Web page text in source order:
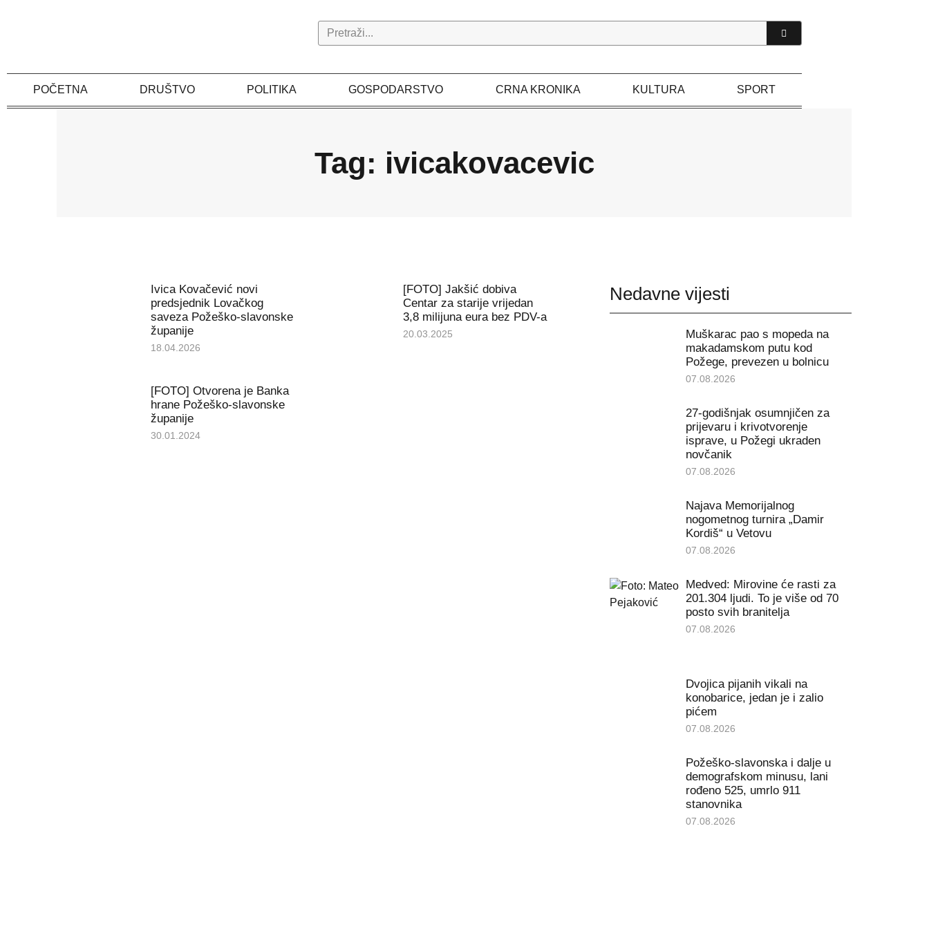
Search
POČETNA DRUŠTVO POLITIKA GOSPODARSTVO CRNA KRONIKA KULTURA SPORT
Tag: ivicakovacevic
Ivica Kovačević novi
predsjednik Lovačkog
saveza Požeško-slavonske
županije
18.04.2026
[FOTO] Jakšić dobiva
Centar za starije vrijedan
3,8 milijuna eura bez PDV-a
20.03.2025
[FOTO] Otvorena je Banka
hrane Požeško-slavonske
županije
30.01.2024
Nedavne vijesti
Muškarac pao s mopeda na
makadamskom putu kod
Požege, prevezen u bolnicu
07.08.2026
27-godišnjak osumnjičen za
prijevaru i krivotvorenje
isprave, u Požegi ukraden
novčanik
07.08.2026
Najava Memorijalnog
nogometnog turnira „Damir
Kordiš“ u Vetovu
07.08.2026
Medved: Mirovine će rasti za
201.304 ljudi. To je više od 70
posto svih branitelja
07.08.2026
Dvojica pijanih vikali na
konobarice, jedan je i zalio
pićem
07.08.2026
Požeško-slavonska i dalje u
demografskom minusu, lani
rođeno 525, umrlo 911
stanovnika
07.08.2026